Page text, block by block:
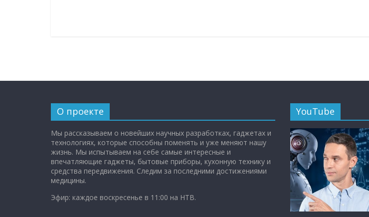
О проекте
Мы рассказываем о новейших научных разработках, гаджетах и
технологиях, которые способны поменять и уже меняют нашу
жизнь. Мы испытываем на себе самые интересные и
впечатляющие гаджеты, бытовые приборы, кухонную технику и
средства передвижения. Следим за последними достижениями
медицины.
Эфир: каждое воскресенье в 11:00 на НТВ.
YouTube